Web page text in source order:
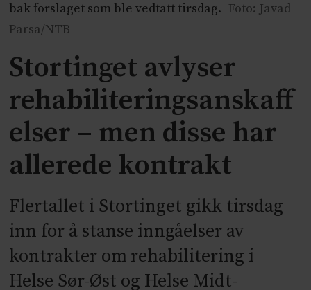
bak forslaget som ble vedtatt tirsdag. Foto: Javad
Parsa/NTB
Stortinget avlyser
rehabiliteringsanskaff
elser – men disse har
allerede kontrakt
Flertallet i Stortinget gikk tirsdag
inn for å stanse inngåelser av
kontrakter om rehabilitering i
Helse Sør-Øst og Helse Midt-